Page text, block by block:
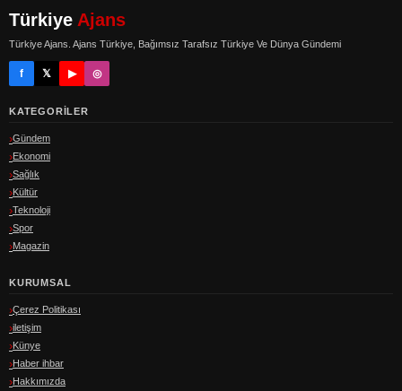
Türkiye Ajans
Türkiye Ajans. Ajans Türkiye, Bağımsız Tarafsız Türkiye Ve Dünya Gündemi
f 𝕏 ▶ ◎
KATEGORILER
Gündem
Ekonomi
Sağlık
Kültür
Teknoloji
Spor
Magazin
KURUMSAL
Çerez Politikası
iletişim
Künye
Haber ihbar
Hakkımızda